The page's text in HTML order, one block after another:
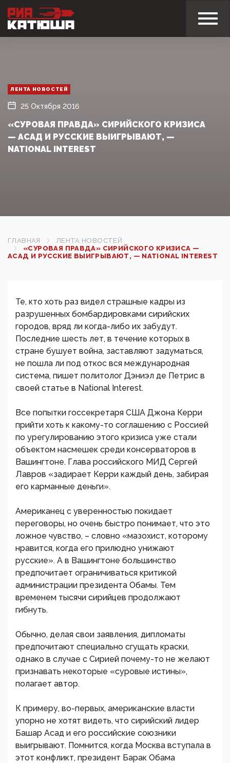
ЛЕНТА НОВОСТЕЙ
25 Октября 2016
«СУРОВАЯ ПРАВДА» СИРИЙСКОГО КРИЗИСА
— АСАД И РУССКИЕ ВЫИГРЫВАЮТ, —
NATIONAL INTEREST
ГЛАВНАЯ
ЛЕНТА НОВОСТЕЙ
«СУРОВАЯ ПРАВДА» СИРИЙСКОГО КРИЗИСА —
АСАД И РУССКИЕ ВЫИГРЫВАЮТ, — NATIONAL INTEREST
Те, кто хоть раз видел страшные кадры из
разрушенных бомбардировками сирийских
городов, вряд ли когда-либо их забудут.
Последние шесть лет, в течение которых в
стране бушует война, заставляют задуматься,
не пошла ли под откос вся международная
система, пишет политолог Дэниэл де Петрис в
своей статье в National Interest.
Все попытки госсекретаря США Джона Керри
прийти хоть к какому-то соглашению с Россией
по урегулированию этого кризиса уже стали
объектом насмешек среди консерваторов в
Вашингтоне. Глава российского МИД Сергей
Лавров «задирает Керри каждый день, забирая
его карманные деньги».
Американец с уверенностью покидает
переговоры, но очень быстро понимает, что это
ложное чувство, – словно «мазохист, которому
нравится, когда его прилюдно унижают
русские». А в Вашингтоне большинство
предпочитает ограничиваться критикой
администрации президента Обамы. Тем
временем тысячи сирийцев продолжают
гибнуть.
Обычно, делая свои заявления, дипломаты
предпочитают специально сгущать краски,
однако в случае с Сирией почему-то не желают
признавать некоторые «суровые истины»,
полагает автор.
К примеру, во-первых, американские власти
упорно не хотят видеть, что сирийский лидер
Башар Асад и его российские союзники
выигрывают. Помнится, когда Москва вступала в
этот конфликт, президент Барак Обама